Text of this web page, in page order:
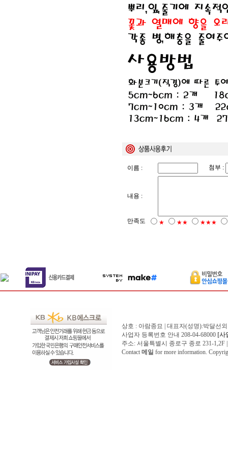
이름 : 첨부 :
내용 :
만족도 ★ ★★ ★★★
상호 : 아람종묘 | 대표자(성명):박달선
사업자 등록번호 안내 208-04-68000 [사
주소: 서울특별시 종로구 종로 231-1,2F
Contact 메일 for more information.